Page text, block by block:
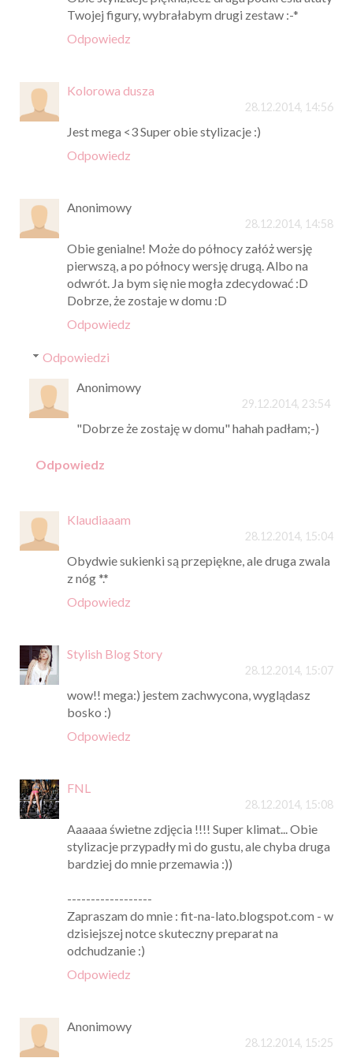
Twojej figury, wybrałabym drugi zestaw :-*
Odpowiedz
Kolorowa dusza
28.12.2014, 14:56
Jest mega <3 Super obie stylizacje :)
Odpowiedz
Anonimowy
28.12.2014, 14:58
Obie genialne! Może do północy załóż wersję
pierwszą, a po północy wersję drugą. Albo na
odwrót. Ja bym się nie mogła zdecydować :D
Dobrze, że zostaje w domu :D
Odpowiedz
Odpowiedzi
Anonimowy
29.12.2014, 23:54
"Dobrze że zostaję w domu" hahah padłam;-)
Odpowiedz
Klaudiaaam
28.12.2014, 15:04
Obydwie sukienki są przepiękne, ale druga zwala
z nóg *.*
Odpowiedz
Stylish Blog Story
28.12.2014, 15:07
wow!! mega:) jestem zachwycona, wyglądasz
bosko :)
Odpowiedz
FNL
28.12.2014, 15:08
Aaaaaa świetne zdjęcia !!!! Super klimat... Obie
stylizacje przypadły mi do gustu, ale chyba druga
bardziej do mnie przemawia :))
------------------
Zapraszam do mnie : fit-na-lato.blogspot.com - w
dzisiejszej notce skuteczny preparat na
odchudzanie :)
Odpowiedz
Anonimowy
28.12.2014, 15:25